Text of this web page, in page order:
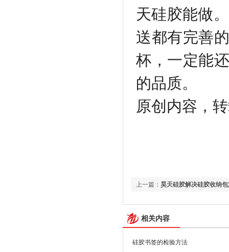
天硅胶能做
送都有完善
杯，一定能
的品质。
原创内容，
上一篇： 昊天硅胶解决硅胶收纳
相关内容
硅胶书签的检验方法